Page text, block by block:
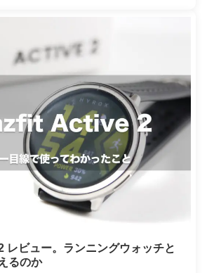
ビュー。ランニングウォッチと
るのか